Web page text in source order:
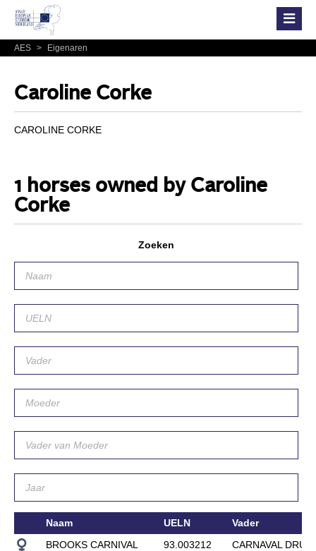
AES > Eigenaren
Caroline Corke
CAROLINE CORKE
1 horses owned by Caroline
Corke
Zoeken
Naam UELN
Vader
BROOKS CARNIVAL
93.003212 CARNAVAL